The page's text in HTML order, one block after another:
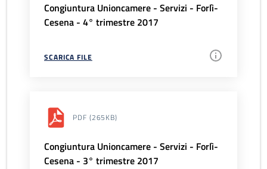
Congiuntura Unioncamere - Servizi - Forlì-
Cesena - 4° trimestre 2017
SCARICA FILE
PDF (265KB)
Congiuntura Unioncamere - Servizi - Forlì-
Cesena - 3° trimestre 2017